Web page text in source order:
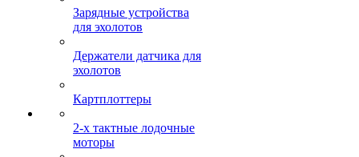
Зарядные устройства
для эхолотов
Держатели датчика для
эхолотов
Картплоттеры
2-х тактные лодочные
моторы